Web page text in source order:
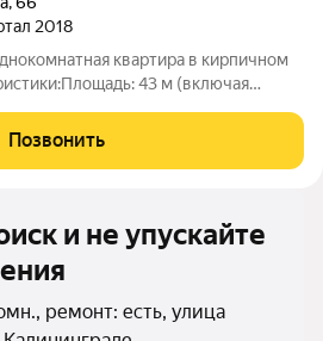
2018
квартира в кирпичном
43 м (включая
автономная система
квартиры:Продуманная
Позвонить
и не упускайте
ремонт: есть, улица